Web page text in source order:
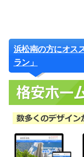
浜松南の方にオス
ラン」